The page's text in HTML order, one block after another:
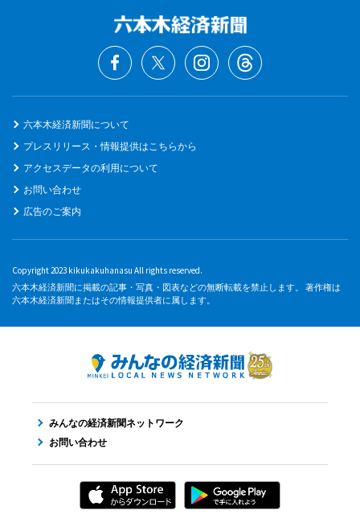
六本木経済新聞について
プレスリリース・情報提供はこちらから
アクセスデータの利用について
お問い合わせ
広告のご案内
Copyright 2023 kikukakuhanasu All rights reserved.
六本木経済新聞に掲載の記事・写真・図表などの無断転載を禁止します。 著作権は
六本木経済新聞またはその情報提供者に属します。
みんなの経済新聞ネットワーク
お問い合わせ